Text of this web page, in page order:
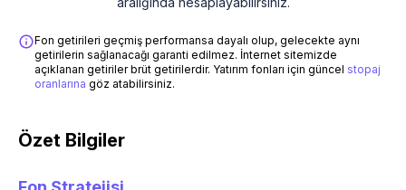
Fon getirileri geçmiş performansa dayalı olup, gelecekte aynı
getirilerin sağlanacağı garanti edilmez. İnternet sitemizde
açıklanan getiriler brüt getirilerdir. Yatırım fonları için güncel stopaj
oranlarına göz atabilirsiniz.
Özet Bilgiler